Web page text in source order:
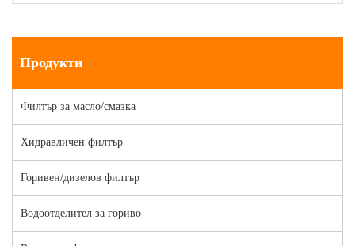
Продукти
Филтър за масло/смазка
Хидравличен филтър
Горивен/дизелов филтър
Водоотделител за гориво